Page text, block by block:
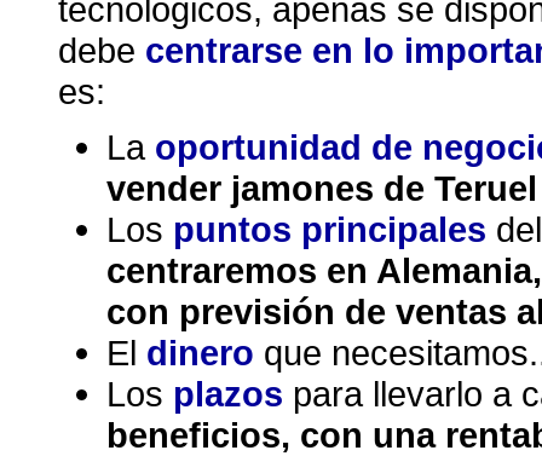
tecnológicos, apenas se
debe centrarse en lo
es:
La oportunidad de
vender jamones de
Los puntos principales
centraremos en
con previsión de ventas
El dinero que
Los plazos para llevarlo a
beneficios, con una